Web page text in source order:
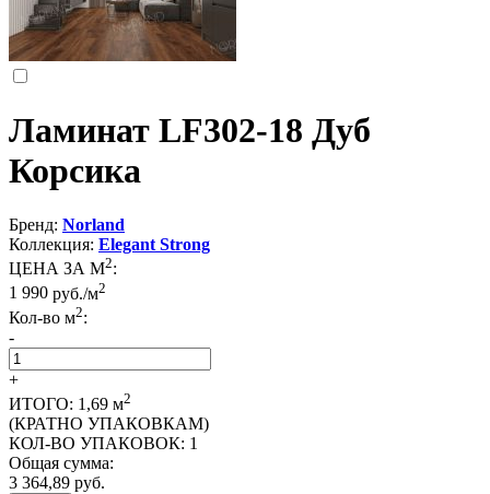
Ламинат LF302-18 Дуб
Корсика
Бренд: Norland
Коллекция: Elegant Strong
ЦЕНА ЗА М2:
1 990 руб./м2
Кол-во м2:
-
+
ИТОГО: 1,69 м2
(КРАТНО УПАКОВКАМ)
КОЛ-ВО УПАКОВОК: 1
Общая сумма:
3 364,89 руб.